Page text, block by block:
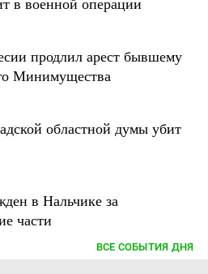
продлил арест бывшему
Минимущества
областной думы убит
в Нальчике за
части
ВСЕ СОБЫТИЯ ДНЯ